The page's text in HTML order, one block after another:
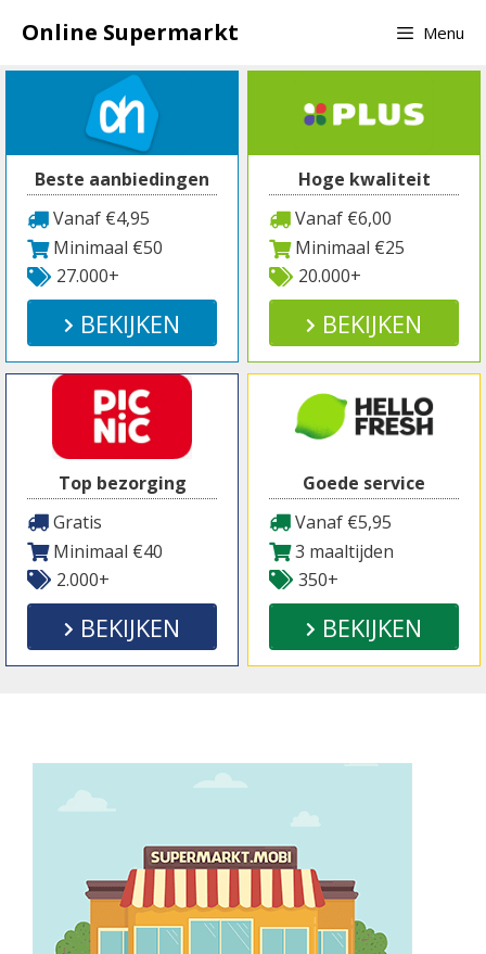
naar
inhoud
Online Supermarkt Menu
Beste aanbiedingen
Vanaf €4,95
Minimaal €50
27.000+
BEKIJKEN
Hoge kwaliteit
Vanaf €6,00
Minimaal €25
20.000+
BEKIJKEN
Top bezorging
Gratis
Minimaal €40
2.000+
BEKIJKEN
Goede service
Vanaf €5,95
3 maaltijden
350+
BEKIJKEN